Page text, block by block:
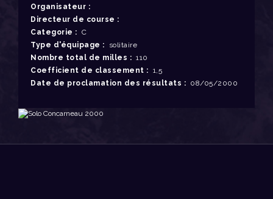
Organisateur :
Directeur de course :
Categorie : C
Type d'équipage : solitaire
Nombre total de milles : 110
Coefficient de classement : 1,5
Date de proclamation des résultats : 08/05/2000